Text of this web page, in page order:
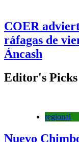
COER
ráfagas de
Áncash
Editor's Picks
regional
Nuevo